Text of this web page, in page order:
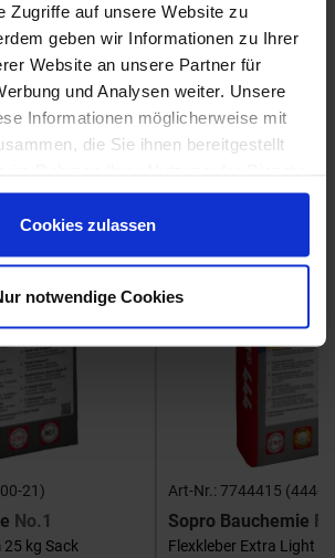
Zugriffe auf unsere Website zu
geben wir Informationen zu Ihrer
Website an unsere Partner für
und Analysen weiter. Unsere
Informationen möglicherweise mit
die Sie ihnen bereitgestellt
Cookies zulassen
notwendige Cookies
Marca Corona
21)
No.1
25 kg Sack
Art-Nr.: 7744415 (444-
Sopro Bauchemie
Flexkleber Extra Light